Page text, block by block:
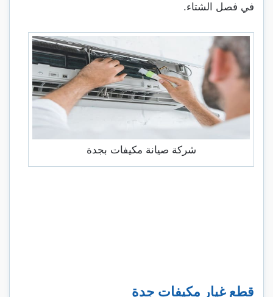
في فصل الشتاء.
شركة صيانة مكيفات بجدة
قطع غيار مكيفات جدة